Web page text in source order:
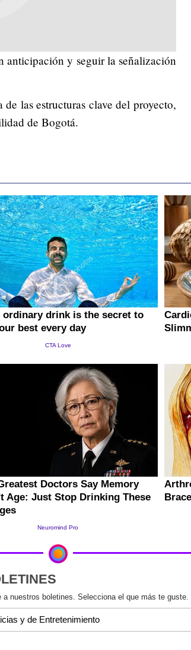
anticipación y seguir la señalización
de las estructuras clave del proyecto,
de Bogotá.
nuestros boletines. Selecciona el que más te guste.